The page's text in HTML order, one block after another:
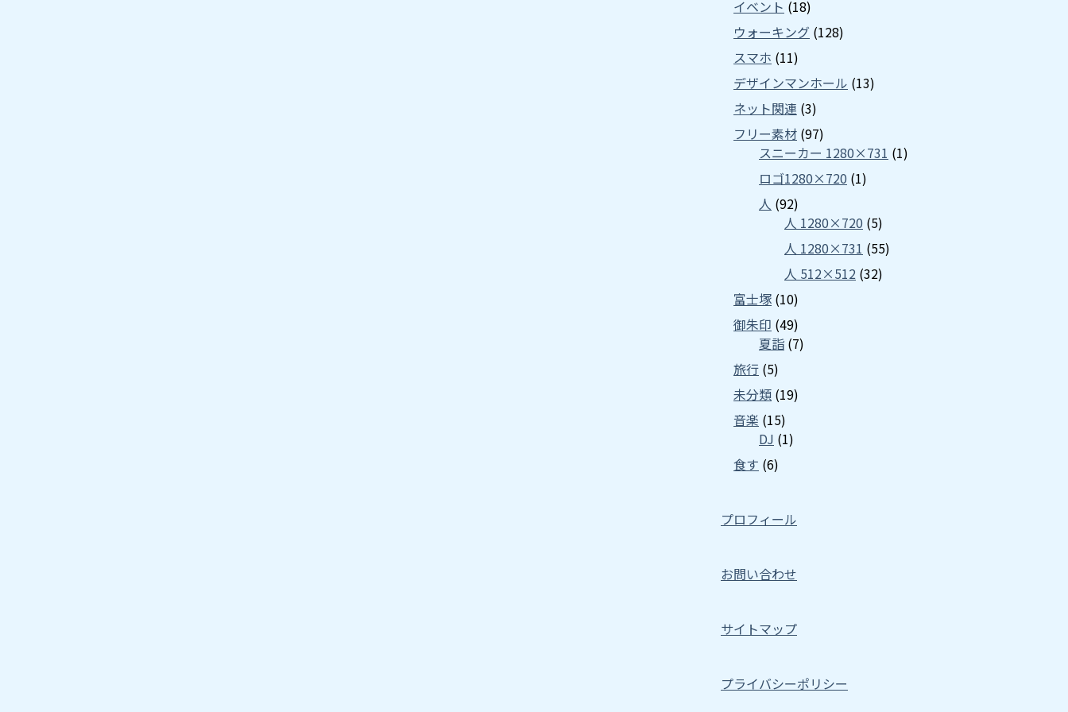
イベント (18)
ウォーキング (128)
スマホ (11)
デザインマンホール (13)
ネット関連 (3)
フリー素材 (97)
スニーカー 1280×731 (1)
ロゴ1280×720 (1)
人 (92)
人 1280×720 (5)
人 1280×731 (55)
人 512×512 (32)
富士塚 (10)
御朱印 (49)
夏詣 (7)
旅行 (5)
未分類 (19)
音楽 (15)
DJ (1)
食す (6)
プロフィール
お問い合わせ
サイトマップ
プライバシーポリシー